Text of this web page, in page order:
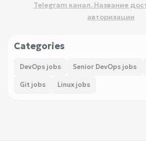
Telegram канал. Название
авторизации
Categories
DevOps jobs Senior DevOps jobs
Git jobs Linux jobs